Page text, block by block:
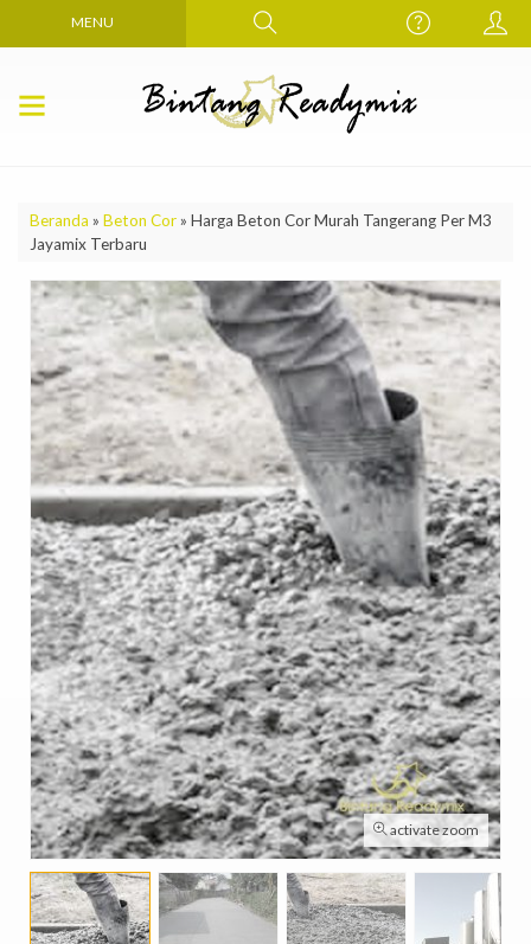
MENU
Beranda » Beton Cor» Harga Beton Cor Murah Tangerang Per M3
Jayamix Terbaru
activate zoom